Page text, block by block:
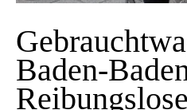
Baden-